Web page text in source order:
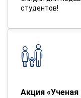
студентов!
Акция